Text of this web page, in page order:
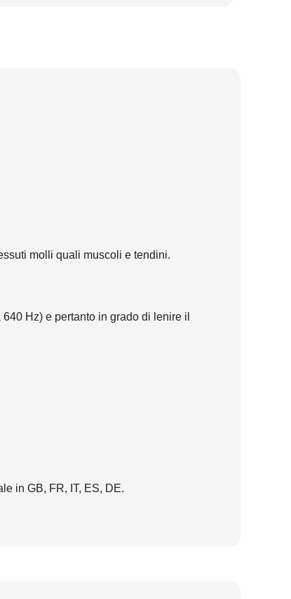
molli quali muscoli e tendini.
Hz) e pertanto in grado di lenire il
in GB, FR, IT, ES, DE.